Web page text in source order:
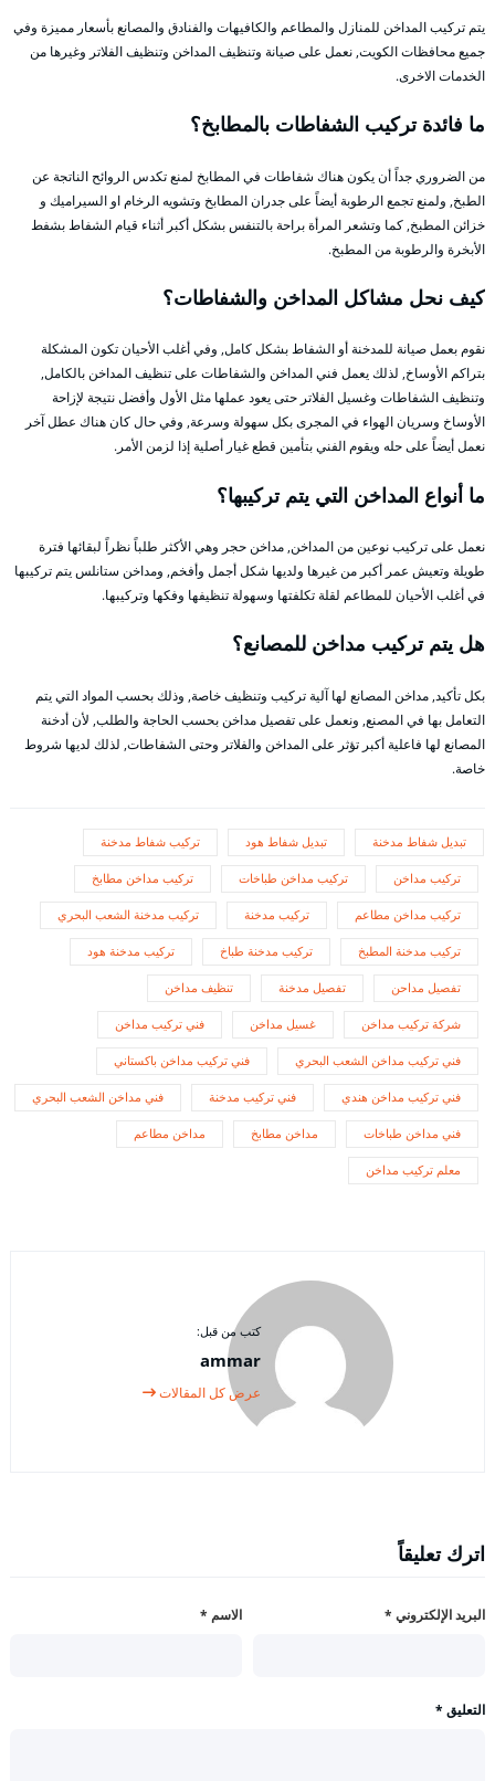
يتم تركيب المداخن للمنازل والمطاعم والكافيهات والفنادق والمصانع بأسعار مميزة وفي
جميع محافظات الكويت, نعمل على صيانة وتنظيف المداخن وتنظيف الفلاتر وغيرها من
الخدمات الاخرى.
ما فائدة تركيب الشفاطات بالمطابخ؟
من الضروري جداً أن يكون هناك شفاطات في المطابخ لمنع تكدس الروائح الناتجة عن
الطبخ, ولمنع تجمع الرطوبة أيضاً على جدران المطابخ وتشويه الرخام او السيراميك و
خزائن المطبخ, كما وتشعر المرأة براحة بالتنفس بشكل أكبر أثناء قيام الشفاط بشفط
الأبخرة والرطوبة من المطبخ.
كيف نحل مشاكل المداخن والشفاطات؟
نقوم بعمل صيانة للمدخنة أو الشفاط بشكل كامل, وفي أغلب الأحيان تكون المشكلة
بتراكم الأوساخ, لذلك يعمل فني المداخن والشفاطات على تنظيف المداخن بالكامل,
وتنظيف الشفاطات وغسيل الفلاتر حتى يعود عملها مثل الأول وأفضل نتيجة لإزاحة
الأوساخ وسريان الهواء في المجرى بكل سهولة وسرعة, وفي حال كان هناك عطل آخر
نعمل أيضاً على حله ويقوم الفني بتأمين قطع غيار أصلية إذا لزمن الأمر.
ما أنواع المداخن التي يتم تركيبها؟
نعمل على تركيب نوعين من المداخن, مداخن حجر وهي الأكثر طلباً نظراً لبقائها فترة
طويلة وتعيش عمر أكبر من غيرها ولديها شكل أجمل وأفخم, ومداخن ستانلس يتم تركيبها
في أغلب الأحيان للمطاعم لقلة تكلفتها وسهولة تنظيفها وفكها وتركيبها.
هل يتم تركيب مداخن للمصانع؟
بكل تأكيد, مداخن المصانع لها آلية تركيب وتنظيف خاصة, وذلك بحسب المواد التي يتم
التعامل بها في المصنع, ونعمل على تفصيل مداخن بحسب الحاجة والطلب, لأن أدخنة
المصانع لها فاعلية أكبر تؤثر على المداخن والفلاتر وحتى الشفاطات, لذلك لديها شروط
خاصة.
تبديل شفاط مدخنة تبديل شفاط هود تركيب شفاط مدخنة
تركيب مداخن تركيب مداخن طباخات تركيب مداخن مطابخ
تركيب مداخن مطاعم تركيب مدخنة تركيب مدخنة الشعب البحري
تركيب مدخنة المطبخ تركيب مدخنة طباخ تركيب مدخنة هود
تفصيل مداحن تفصيل مدخنة تنظيف مداخن
شركة تركيب مداخن غسيل مداخن فني تركيب مداخن
فني تركيب مداخن الشعب البحري فني تركيب مداخن باكستاني
فني تركيب مداخن هندي فني تركيب مدخنة فني مداخن الشعب البحري
فني مداخن طباخات مداخن مطابخ مداخن مطاعم
معلم تركيب مداخن
كتب من قبل:
ammar
عرض كل المقالات
اترك تعليقاً
الاسم * البريد الإلكتروني *
التعليق *